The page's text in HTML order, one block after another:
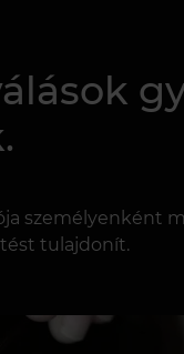
személyenként
tulajdonít.